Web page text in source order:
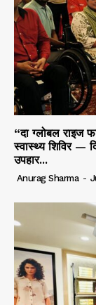
“दा ग्लोबल राइज
स्वास्थ्य शिविर —
उपहार...
Anurag Sharma -